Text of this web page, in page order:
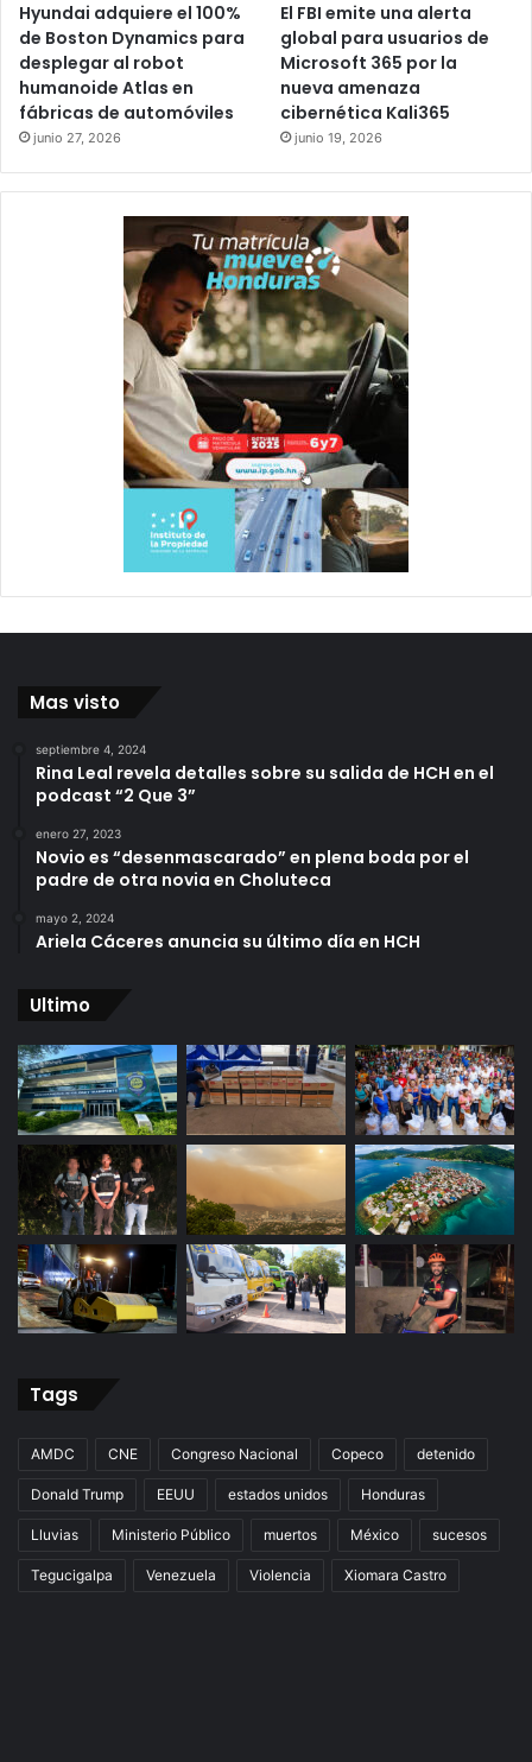
Hyundai adquiere el 100%
de Boston Dynamics para
desplegar al robot
humanoide Atlas en
fábricas de automóviles
junio 27, 2026
El FBI emite una alerta
global para usuarios de
Microsoft 365 por la
nueva amenaza
cibernética Kali365
junio 19, 2026
Mas visto
septiembre 4, 2024
Rina Leal revela detalles sobre su salida de HCH en el
podcast “2 Que 3”
enero 27, 2023
Novio es “desenmascarado” en plena boda por el
padre de otra novia en Choluteca
mayo 2, 2024
Ariela Cáceres anuncia su último día en HCH
Ultimo
Tags
AMDC CNE Congreso Nacional Copeco detenido
Donald Trump EEUU estados unidos Honduras
Lluvias Ministerio Público muertos México sucesos
Tegucigalpa Venezuela Violencia Xiomara Castro